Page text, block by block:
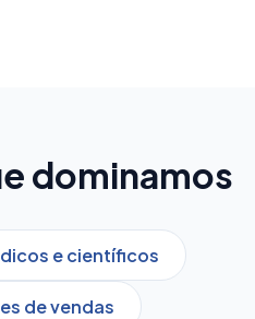
dominamos
e científicos
de vendas